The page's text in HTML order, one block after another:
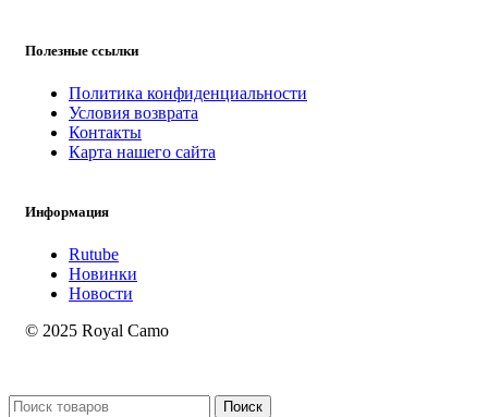
Полезные ссылки
Политика конфиденциальности
Условия возврата
Контакты
Карта нашего сайта
Информация
Rutube
Новинки
Новости
© 2025 Royal Camo
Поиск